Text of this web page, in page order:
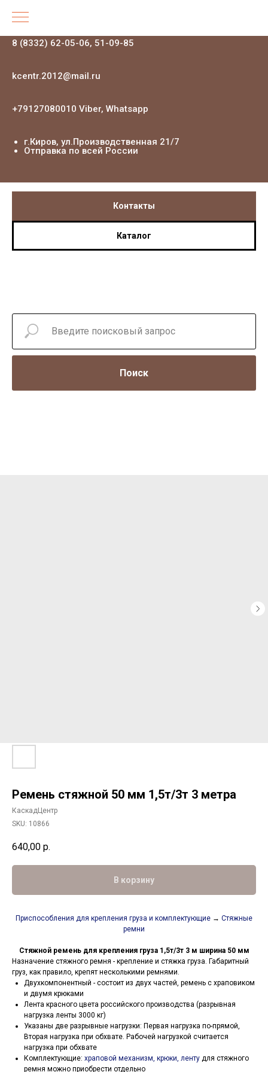
8 (8332) 62-05-06, 51-09-85
kcentr.2012@mail.ru
+79127080010 Viber, Whatsapp
г.Киров, ул.Производственная 21/7
Отправка по всей России
Контакты
Каталог
Поиск
Ремень стяжной 50 мм 1,5т/3т 3 метра
КаскадЦентр
SKU: 10866
640,00 р.
В корзину
Приспособления для крепления груза и комплектующие → Стяжные
ремни
Стяжной ремень для крепления груза 1,5т/3т 3 м ширина 50 мм
Назначение стяжного ремня - крепление и стяжка груза. Габаритный
груз, как правило, крепят несколькими ремнями.
Двухкомпонентный - состоит из двух частей, ремень с храповиком
и двумя крюками
Лента красного цвета российского производства (разрывная
нагрузка ленты 3000 кг)
Указаны две разрывные нагрузки: Первая нагрузка по-прямой,
Вторая нагрузка при обхвате. Рабочей нагрузкой считается
нагрузка при обхвате
Комплектующие: храповой механизм, крюки, ленту для стяжного
ремня можно приобрести отдельно